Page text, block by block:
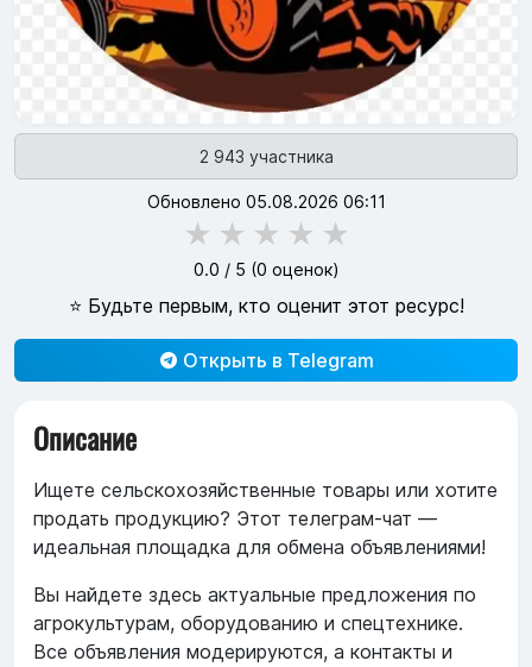
2 943 участника
Обновлено 05.08.2026 06:11
★ ★ ★ ★ ★
0.0 / 5 (0 оценок)
⭐ Будьте первым, кто оценит этот ресурс!
Открыть в Telegram
Описание
Ищете сельскохозяйственные товары или хотите
продать продукцию? Этот телеграм-чат —
идеальная площадка для обмена объявлениями!
Вы найдете здесь актуальные предложения по
агрокультурам, оборудованию и спецтехнике.
Все объявления модерируются, а контакты и